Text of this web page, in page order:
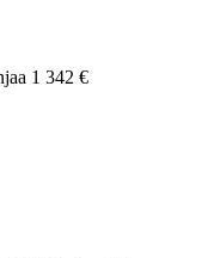
1 342 €